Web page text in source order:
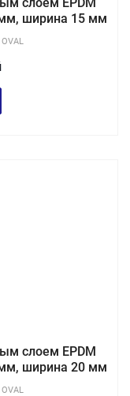
ширина 15 мм
слоем EPDM
ширина 20 мм